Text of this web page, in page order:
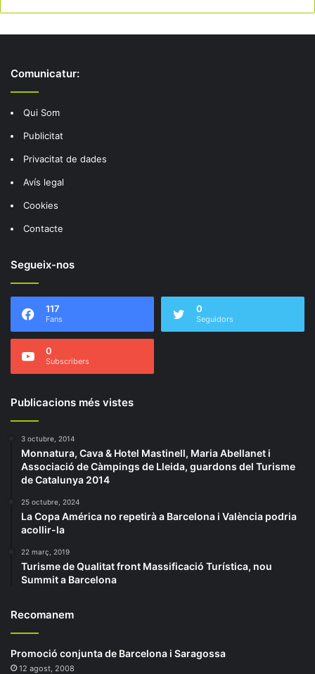
Comunicatur:
Qui Som
Publicitat
Privacitat de dades
Avís legal
Cookies
Contacte
Segueix-nos
117
Fans
0
Seguidors
0
Subscribers
Publicacions més vistes
3 octubre, 2014
Monnatura, Cava & Hotel Mastinell, Maria Abellanet i
Associació de Càmpings de Lleida, guardons del Turisme
de Catalunya 2014
25 octubre, 2024
La Copa América no repetirà a Barcelona i València podria
acollir-la
22 març, 2019
Turisme de Qualitat front Massificació Turística, nou
Summit a Barcelona
Recomanem
Promoció conjunta de Barcelona i Saragossa
12 agost, 2008